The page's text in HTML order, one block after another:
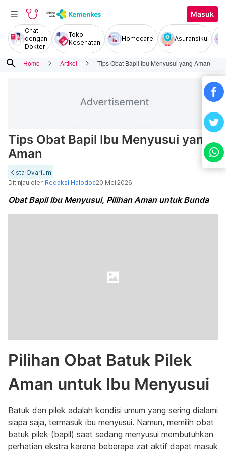
Masuk
Chat
dengan
Dokter
Toko
Kesehatan
Homecare Asuransiku
search Home Artikel Tips Obat Bapil Ibu Menyusui yang Aman
Tips Obat Bapil Ibu Menyusui yang
Aman
Kista Ovarium
Ditinjau oleh Redaksi Halodoc20 Mei 2026
Obat Bapil Ibu Menyusui, Pilihan Aman untuk Bunda
Pilihan Obat Batuk Pilek
Aman untuk Ibu Menyusui
Batuk dan pilek adalah kondisi umum yang sering dialami
siapa saja, termasuk ibu menyusui. Namun, memilih obat
batuk pilek (bapil) saat sedang menyusui membutuhkan
perhatian ekstra karena beberapa zat aktif dapat masuk